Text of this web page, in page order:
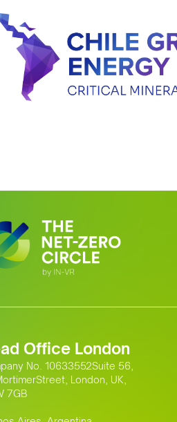
Office London
No. 10633552Suite 56,
London, UK,
7GB